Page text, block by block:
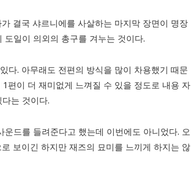
결국 샤르니에를 사살하는 마지막 장면이 명장
일이 의외의 총구를 겨누는 것이다.
다. 아무래도 전편의 방식을 많이 차용했기 때문
편이 더 재미없게 느껴질 수 있을 정도로 내용 자
는 것이다.
드를 들려준다고 했는데 이번에도 아니었다. 오
보이긴 하지만 재즈의 묘미를 느끼게 하지는 않